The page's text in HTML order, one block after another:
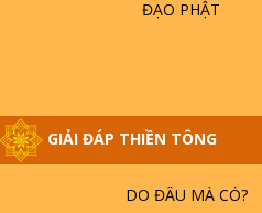
ĐẠO PHẬT
GIẢI ĐÁP THIỀN TÔNG
GIẢI ĐÁP THIỀN
- BÁC NGUYỄN
DO ĐÂU MÀ CÓ?